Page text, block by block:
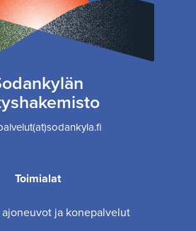
Toimialat
ja konepalvelut